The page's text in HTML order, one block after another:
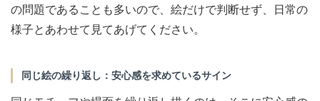
の問題であることも多いので、絵だけで判断せず、日常の
様子とあわせて見てあげてください。
同じ絵の繰り返し：安心感を求めているサイン